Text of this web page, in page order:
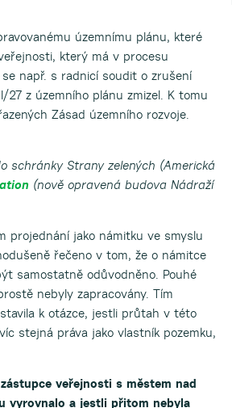
územnímu plánu, které
který má v procesu
např. s radnicí soudit o zrušení
z územního plánu zmizel. K tomu
Zásad územního rozvoje.
schránky Strany zelených (Americká
(nově opravená budova Nádraží
projednání jako námitku ve smyslu
řečeno v tom, že o námitce
samostatně odůvodněno. Pouhé
nebyly zapracovány. Tím
k otázce, jestli průtah v této
stejná práva jako vlastník pozemku,
veřejnosti s městem nad
vyrovnalo a jestli přitom nebyla